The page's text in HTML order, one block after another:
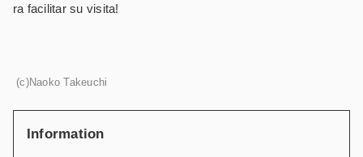
ra facilitar su visita!
(c)Naoko Takeuchi
Information